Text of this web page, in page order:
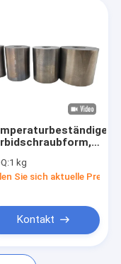
von mehr als 85
präzisen
1 kg
Sie sich aktuelle Preis
Kontakt